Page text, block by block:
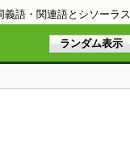
義語・関連語とシソーラス